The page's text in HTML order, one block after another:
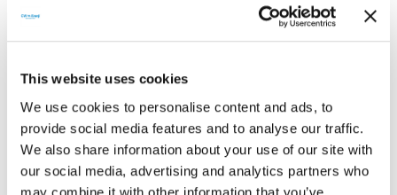
This website uses cookies
We use cookies to personalise content and ads, to
provide social media features and to analyse our traffic.
We also share information about your use of our site with
our social media, advertising and analytics partners who
may combine it with other information that you’ve
Paket İçeriği